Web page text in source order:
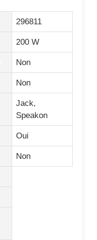
296811
200 W
Non
Non
Jack,
Speakon
Oui
Non